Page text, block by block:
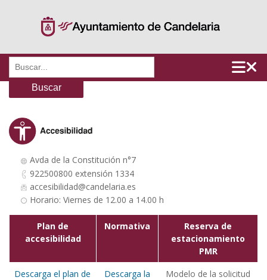
Buscar:
Avda de la Constitución n°7
922500800 extensión 1334
accesibilidad@candelaria.es
Horario: Viernes de 12.00 a 14.00 h
Plan de
accesibilidad
Normativa
Reserva de
estacionamiento
PMR
Descarga el plan de
Descarga la
Modelo de la solicitud